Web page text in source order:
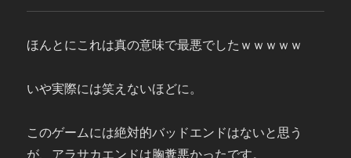
ほんとにこれは真の意味で最悪でしたｗｗｗｗｗ
いや実際には笑えないほどに。
このゲームには絶対的バッドエンドはないと思う
が、アラサカエンドは胸糞悪かったです。